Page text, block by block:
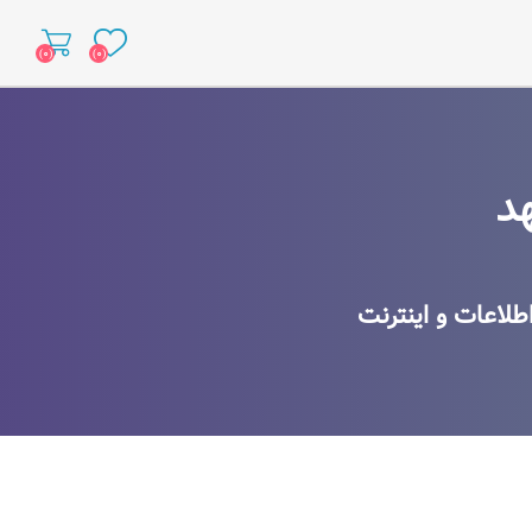
(۰) (۰)